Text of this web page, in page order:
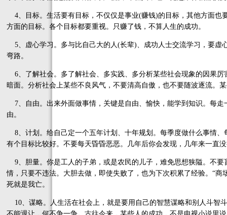
4、目标。生活要有目标，不仅仅是事业(赚钱)的目标，其他方面也
方面的目标。各个目标都要重视。只赚了钱，不算人生的成功。
5、虚心学习。多与比自己大的人(长辈)、成功人士交流学习，要虚
弯路。
6、了解社会。多了解社会、多实践、多分析某些社会现象的因果
暗面。分析社会上某些不良风气，不要清高自傲，也不要随波逐流。
7、自由。出来外面做事情，关键是自由、愉快，能学到知识。每
由。
8、计划。给自己定一个五年计划、十年规划。每季度做什么事情
有个目标比较好。不要每天昏昏恶恶。几年后你会发现，几年来一直
9、胆量。你是工人的子弟，或是农民的儿子，难免思想狭隘。不
情，只要不违法。大胆去做，即使失败了，也为下次积累了经验。“
死就是我亡。
10、谋略。人生活在社会上，就是要用自己的智慧谋略和别人斗智